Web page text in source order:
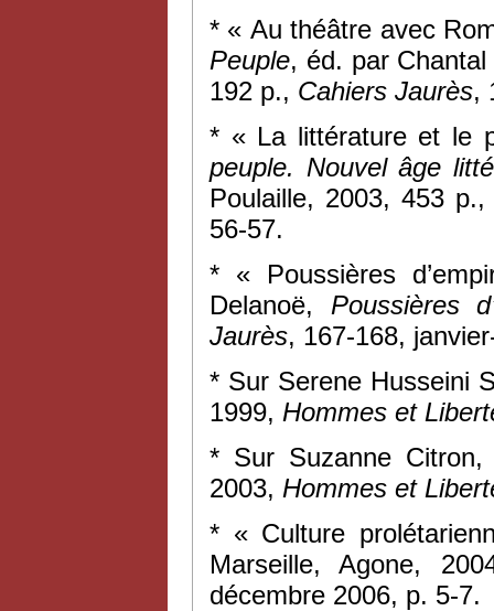
* « Au théâtre avec
Peuple, éd. par
192 p., Cahiers Jaurès,
* « La littérature et le
peuple. Nouvel âge
Poulaille, 2003, 453
56-57.
* « Poussières
Delanoë, Poussières
Jaurès, 167-168,
* Sur Serene Husseini
1999, Hommes et
* Sur Suzanne
2003, Hommes et
* « Culture
Marseille, Agone,
décembre 2006, p. 5-7.